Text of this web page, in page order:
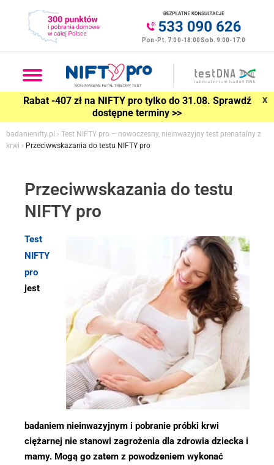
Rabat -407 zł na NIFTY pro tylko do 31.08. Sprawdź
dostępne terminy >>
x
badanienifty.pl › Test NIFTY pro – nowoczesny, nieinwazyjny test prenatalny z
krwi › Przeciwwskazania do testu NIFTY pro
Przeciwwskazania do testu
NIFTY pro
Test
NIFTY
pro
jest
badaniem nieinwazyjnym i pobranie próbki krwi
ciężarnej nie stanowi zagrożenia dla zdrowia dziecka i
mamy. Mogą go zatem z powodzeniem wykonać